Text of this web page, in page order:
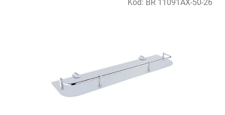
Kód: BR 11091AX-50-26